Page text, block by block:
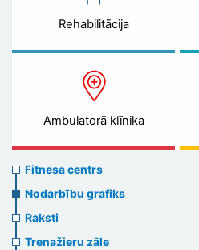
Rehabilitācija
Ambulatorā klīnika
Sports
menu
Fitnesa centrs
Nodarbību grafiks
Raksti
Trenažieru zāle